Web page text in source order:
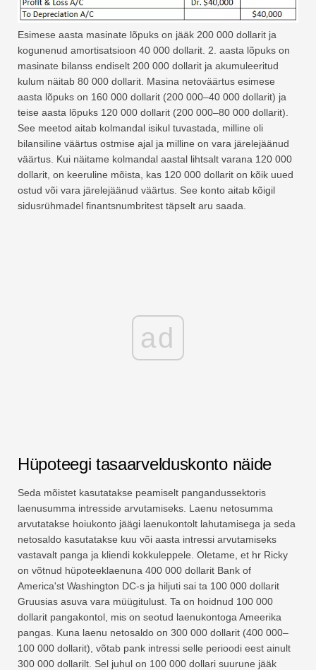
Esimese aasta masinate lõpuks on jääk 200 000 dollarit ja
kogunenud amortisatsioon 40 000 dollarit. 2. aasta lõpuks on
masinate bilanss endiselt 200 000 dollarit ja akumuleeritud
kulum näitab 80 000 dollarit. Masina netoväärtus esimese
aasta lõpuks on 160 000 dollarit (200 000–40 000 dollarit) ja
teise aasta lõpuks 120 000 dollarit (200 000–80 000 dollarit).
See meetod aitab kolmandal isikul tuvastada, milline oli
bilansiline väärtus ostmise ajal ja milline on vara järelejäänud
väärtus. Kui näitame kolmandal aastal lihtsalt varana 120 000
dollarit, on keeruline mõista, kas 120 000 dollarit on kõik uued
ostud või vara järelejäänud väärtus. See konto aitab kõigil
sidusrühmadel finantsnumbritest täpselt aru saada.
ad
Hüpoteegi tasaarvelduskonto näide
Seda mõistet kasutatakse peamiselt pangandussektoris
laenusumma intresside arvutamiseks. Laenu netosumma
arvutatakse hoiukonto jäägi laenukontolt lahutamisega ja seda
netosaldo kasutatakse kuu või aasta intressi arvutamiseks
vastavalt panga ja kliendi kokkuleppele. Oletame, et hr Ricky
on võtnud hüpoteeklaenuna 400 000 dollarit Bank of
America'st Washington DC-s ja hiljuti sai ta 100 000 dollarit
Gruusias asuva vara müügitulust. Ta on hoidnud 100 000
dollarit pangakontol, mis on seotud laenukontoga Ameerika
pangas. Kuna laenu netosaldo on 300 000 dollarit (400 000–
100 000 dollarit), võtab pank intressi selle perioodi eest ainult
300 000 dollarilt. Sel juhul on 100 000 dollari suurune jääk